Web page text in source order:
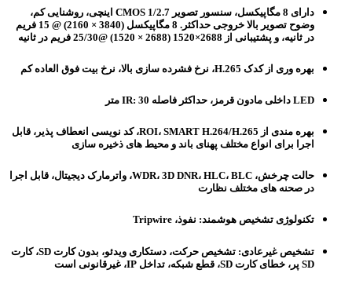
دارای 8 مگاپیکسل، سنسور تصویر CMOS 1/2.7 اینچی، روشنایی کم،
وضوح تصویر بالا خروجی حداکثر. 8 مگاپیکسل (3840 × 2160) @ 15 فریم
در ثانیه، و پشتیبانی از 2688×1520 (2688 × 1520) @25/30 فریم در ثانیه
بهره وری از کدک H.265، نرخ فشرده سازی بالا، نرخ بیت فوق العاده کم
LED داخلی مادون قرمز، حداکثر فاصله IR: 30 متر
بهره مندی از ROI، SMART H.264/H.265، کد نویسی انعطاف پذیر، قابل
اجرا برای انواع مختلف پهنای باند و محیط های ذخیره سازی
حالت چرخش، WDR، 3D DNR، HLC، BLC، واترمارک دیجیتال، قابل اجرا
در صحنه های مختلف نظارت
تکنولوژی تشخیص هوشمند: نفوذ، Tripwire
تشخیص غیرعادی: تشخیص حرکت، دستکاری ویدئو، بدون کارت SD، کارت
SD پر، خطای کارت SD، قطع شبکه، تداخل IP، غیرقانونی است